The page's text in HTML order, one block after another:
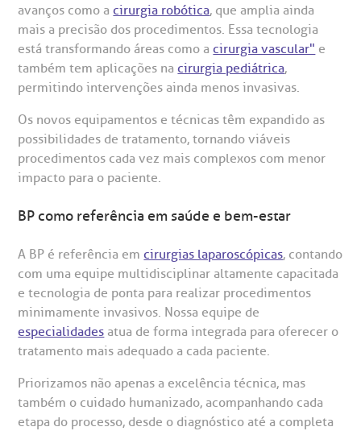
avanços como acirurgia robótica, que amplia ainda
mais a precisão dos procedimentos. Essa tecnologia
está transformando áreas como acirurgia vascular" e
também tem aplicações nacirurgia pediátrica,
permitindo intervenções ainda menos invasivas.
Os novos equipamentos e técnicas têm expandido as
possibilidades de tratamento, tornando viáveis
procedimentos cada vez mais complexos com menor
impacto para o paciente.
BP como referência em saúde e bem-estar
A BP é referência emcirurgias laparoscópicas, contando
com uma equipe multidisciplinar altamente capacitada
e tecnologia de ponta para realizar procedimentos
minimamente invasivos. Nossa equipe de
especialidades atua de forma integrada para oferecer o
tratamento mais adequado a cada paciente.
Priorizamos não apenas a excelência técnica, mas
também o cuidado humanizado, acompanhando cada
etapa do processo, desde o diagnóstico até a completa